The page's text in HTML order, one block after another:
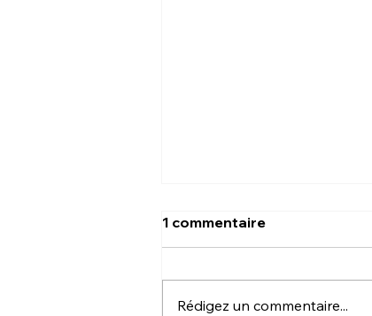
1 commentaire
Rédigez un commentaire...